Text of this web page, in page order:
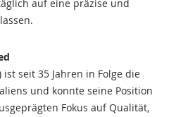
auf eine präzise und
seit 35 Jahren in Folge die
und konnte seine Position
Fokus auf Qualität,